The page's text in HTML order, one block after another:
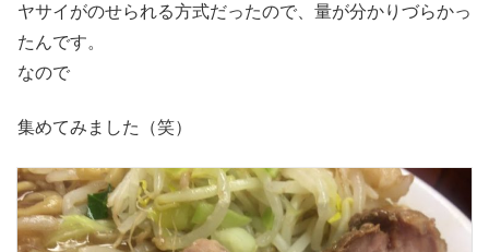
ヤサイがのせられる方式だったので、量が分かりづらかっ
たんです。
なので
集めてみました（笑）